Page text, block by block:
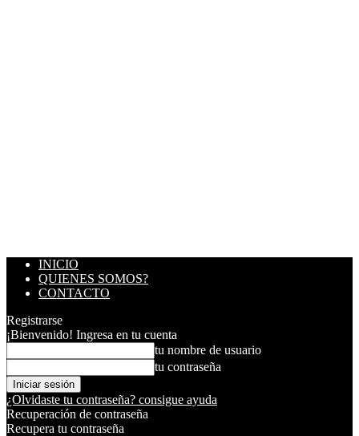
INICIO
QUIENES SOMOS?
CONTACTO
Registrarse
¡Bienvenido! Ingresa en tu cuenta
tu nombre de usuario
tu contraseña
¿Olvidaste tu contraseña? consigue ayuda
Recuperación de contraseña
Recupera tu contraseña